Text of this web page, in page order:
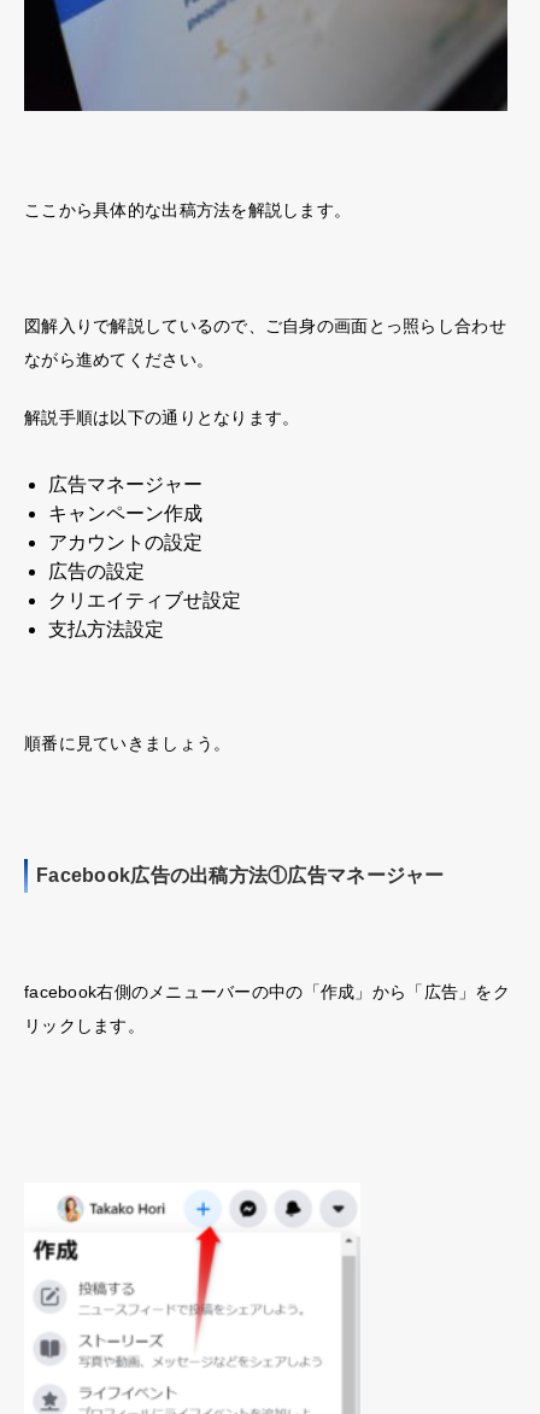
ここから具体的な出稿方法を解説します。
図解入りで解説しているので、ご自身の画面とっ照らし合わせ
ながら進めてください。
解説手順は以下の通りとなります。
広告マネージャー
キャンペーン作成
アカウントの設定
広告の設定
クリエイティブせ設定
支払方法設定
順番に見ていきましょう。
Facebook広告の出稿方法①広告マネージャー
facebook右側のメニューバーの中の「作成」から「広告」をク
リックします。